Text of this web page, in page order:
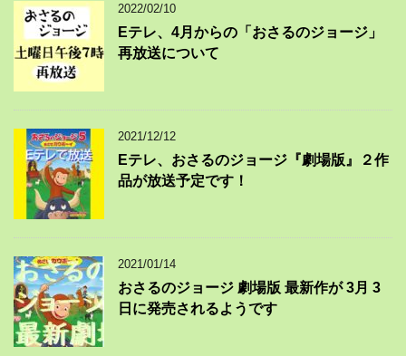
2022/02/10
Eテレ、4月からの「おさるのジョージ」
再放送について
2021/12/12
Eテレ、おさるのジョージ『劇場版』２作
品が放送予定です！
2021/01/14
おさるのジョージ 劇場版 最新作が 3月 3
日に発売されるようです